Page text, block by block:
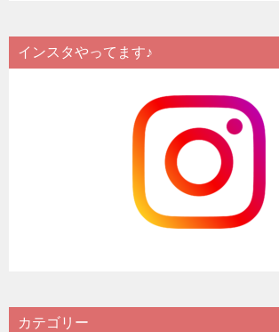
インスタやってます♪
カテゴリー